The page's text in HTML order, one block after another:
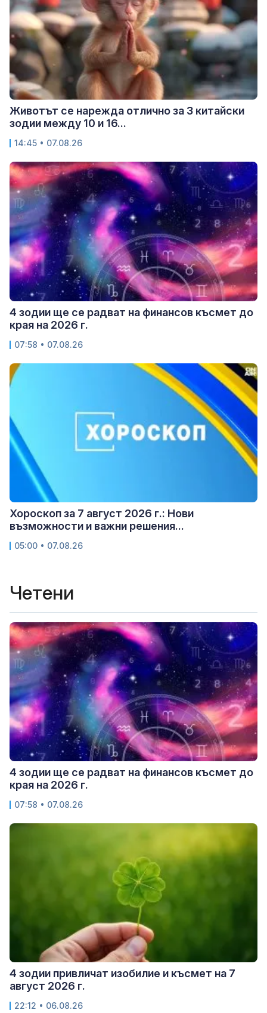
Животът се нарежда отлично за 3 китайски
зодии между 10 и 16...
14:45 • 07.08.26
4 зодии ще се радват на финансов късмет до
края на 2026 г.
07:58 • 07.08.26
Хороскоп за 7 август 2026 г.: Нови
възможности и важни решения...
05:00 • 07.08.26
Четени
4 зодии ще се радват на финансов късмет до
края на 2026 г.
07:58 • 07.08.26
4 зодии привличат изобилие и късмет на 7
август 2026 г.
22:12 • 06.08.26